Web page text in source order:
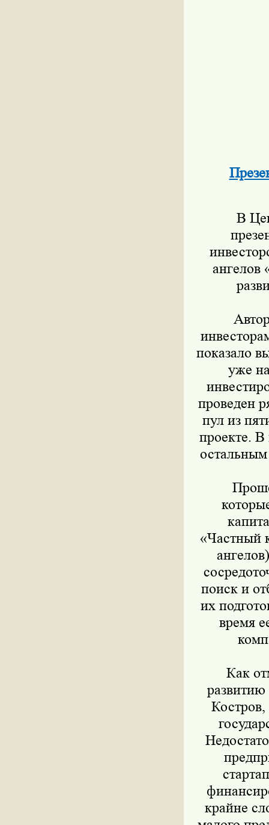
В
ангелов
показало
уже
проведен
пул из
проекте. В
«Частный
поиск и
их
время
Как
развитию
крайне